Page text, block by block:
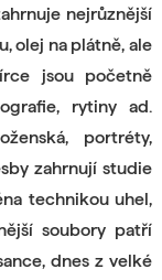
nejrůznější
olej na plátně, ale
jsou početně
rytiny ad.
portréty,
zahrnují studie
technikou uhel,
soubory patří
dnes z velké